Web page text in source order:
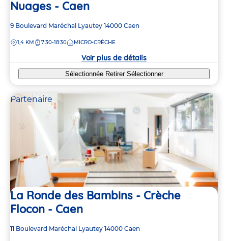
Nuages - Caen
Adresse
la
9 Boulevard Maréchal Lyautey 14000 Caen
DISTANCE
1,4 KM 7:30-18:30 MICRO-CRÈCHE
Voir plus de détails
Sélectionnée Retirer Sélectionner
Partenaire
La Ronde des Bambins - Crèche
Flocon - Caen
Adresse
11 Boulevard Maréchal Lyautey 14000 Caen